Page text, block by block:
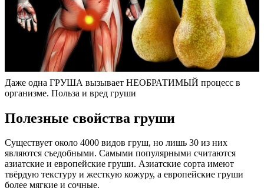
Даже одна ГРУША вызывает НЕОБРАТИМЫЙ процесс в
организме. Польза и вред груши
Полезные свойства груши
Существует около 4000 видов груш, но лишь 30 из них
являются съедобными. Самыми популярными считаются
азиатские и европейские груши. Азиатские сорта имеют
твёрдую текстуру и жесткую кожуру, а европейские груши
более мягкие и сочные.